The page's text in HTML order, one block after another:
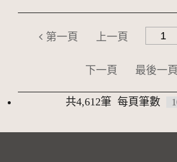
第一頁 上一頁
下一頁 最後一頁
共4,612筆 每頁筆數